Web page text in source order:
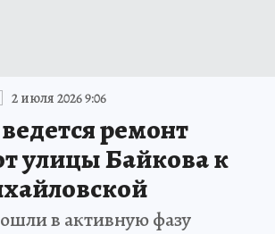
2 июля 2026 9:06
ремонт
улицы Байкова к
в активную фазу